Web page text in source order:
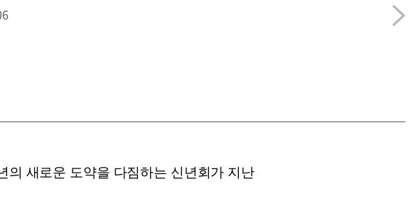
의 새로운 도약을 다짐하는 신년회가 지난